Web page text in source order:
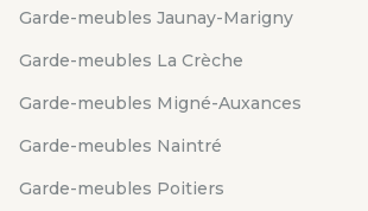
Garde-meubles Jaunay-Marigny
Garde-meubles La Crèche
Garde-meubles Migné-Auxances
Garde-meubles Naintré
Garde-meubles Poitiers